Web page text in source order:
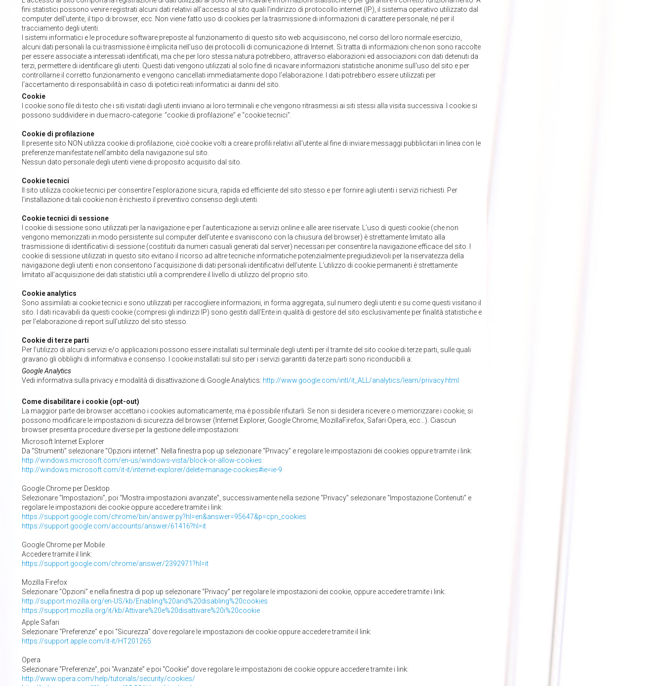
fini statistici possono venire registrati alcuni dati relativi all’accesso al sito quali l’indirizzo di protocollo internet (IP), il sistema operativo utilizzato dal
computer dell’utente, il tipo di browser, ecc. Non viene fatto uso di cookies per la trasmissione di informazioni di carattere personale, né per il
tracciamento degli utenti.
I sistemi informatici e le procedure software preposte al funzionamento di questo sito web acquisiscono, nel corso del loro normale esercizio,
alcuni dati personali la cui trasmissione è implicita nell'uso dei protocolli di comunicazione di Internet. Si tratta di informazioni che non sono raccolte
per essere associate a interessati identificati, ma che per loro stessa natura potrebbero, attraverso elaborazioni ed associazioni con dati detenuti da
terzi, permettere di identificare gli utenti. Questi dati vengono utilizzati al solo fine di ricavare informazioni statistiche anonime sull'uso del sito e per
controllarne il corretto funzionamento e vengono cancellati immediatamente dopo l'elaborazione. I dati potrebbero essere utilizzati per
l'accertamento di responsabilità in caso di ipotetici reati informatici ai danni del sito.
Cookie
I cookie sono file di testo che i siti visitati dagli utenti inviano ai loro terminali e che vengono ritrasmessi ai siti stessi alla visita successiva. I cookie si
possono suddividere in due macro-categorie: “cookie di profilazione” e “cookie tecnici”.
Cookie di profilazione
Il presente sito NON utilizza cookie di profilazione, cioè cookie volti a creare profili relativi all'utente al fine di inviare messaggi pubblicitari in linea con le
preferenze manifestate nell'ambito della navigazione sul sito.
Nessun dato personale degli utenti viene di proposito acquisito dal sito.
Cookie tecnici
Il sito utilizza cookie tecnici per consentire l’esplorazione sicura, rapida ed efficiente del sito stesso e per fornire agli utenti i servizi richiesti. Per
l'installazione di tali cookie non è richiesto il preventivo consenso degli utenti.
Cookie tecnici di sessione
I cookie di sessione sono utilizzati per la navigazione e per l’autenticazione ai servizi online e alle aree riservate. L’uso di questi cookie (che non
vengono memorizzati in modo persistente sul computer dell’utente e svaniscono con la chiusura del browser) è strettamente limitato alla
trasmissione di identificativi di sessione (costituiti da numeri casuali generati dal server) necessari per consentire la navigazione efficace del sito. I
cookie di sessione utilizzati in questo sito evitano il ricorso ad altre tecniche informatiche potenzialmente pregiudizievoli per la riservatezza della
navigazione degli utenti e non consentono l’acquisizione di dati personali identificativi dell’utente. L’utilizzo di cookie permanenti è strettamente
limitato all’acquisizione dei dati statistici utili a comprendere il livello di utilizzo del proprio sito.
Cookie analytics
Sono assimilati ai cookie tecnici e sono utilizzati per raccogliere informazioni, in forma aggregata, sul numero degli utenti e su come questi visitano il
sito. I dati ricavabili da questi cookie (compresi gli indirizzi IP) sono gestiti dall’Ente in qualità di gestore del sito esclusivamente per finalità statistiche e
per l’elaborazione di report sull’utilizzo del sito stesso.
Cookie di terze parti
Per l’utilizzo di alcuni servizi e/o applicazioni possono essere installati sul terminale degli utenti per il tramite del sito cookie di terze parti, sulle quali
gravano gli obblighi di informativa e consenso. I cookie installati sul sito per i servizi garantiti da terze parti sono riconducibili a:
Google Analytics
Vedi informativa sulla privacy e modalità di disattivazione di Google Analytics: http://www.google.com/intl/it_ALL/analytics/learn/privacy.html
Come disabilitare i cookie (opt-out)
La maggior parte dei browser accettano i cookies automaticamente, ma è possibile rifiutarli. Se non si desidera ricevere o memorizzare i cookie, si
possono modificare le impostazioni di sicurezza del browser (Internet Explorer, Google Chrome, MozillaFirefox, Safari Opera, ecc…). Ciascun
browser presenta procedure diverse per la gestione delle impostazioni:
Microsoft Internet Explorer
Da “Strumenti” selezionare “Opzioni internet”. Nella finestra pop up selezionare “Privacy” e regolare le impostazioni dei cookies oppure tramite i link:
http://windows.microsoft.com/en-us/windows-vista/block-or-allow-cookies
http://windows.microsoft.com/it-it/internet-explorer/delete-manage-cookies#ie=ie-9
Google Chrome per Desktop
Selezionare “Impostazioni”, poi “Mostra impostazioni avanzate”, successivamente nella sezione “Privacy” selezionare “Impostazione Contenuti” e
regolare le impostazioni dei cookie oppure accedere tramite i link:
https://support.google.com/chrome/bin/answer.py?hl=en&answer=95647&p=cpn_cookies
https://support.google.com/accounts/answer/61416?hl=it
Google Chrome per Mobile
Accedere tramite il link:
https://support.google.com/chrome/answer/2392971?hl=it
Mozilla Firefox
Selezionare “Opzioni” e nella finestra di pop up selezionare “Privacy” per regolare le impostazioni dei cookie, oppure accedere tramite i link:
http://support.mozilla.org/en-US/kb/Enabling%20and%20disabling%20cookies
https://support.mozilla.org/it/kb/Attivare%20e%20disattivare%20i%20cookie
Apple Safari
Selezionare “Preferenze” e poi “Sicurezza” dove regolare le impostazioni dei cookie oppure accedere tramite il link:
https://support.apple.com/it-it/HT201265
Opera
Selezionare “Preferenze”, poi “Avanzate” e poi “Cookie” dove regolare le impostazioni dei cookie oppure accedere tramite i link:
http://www.opera.com/help/tutorials/security/cookies/